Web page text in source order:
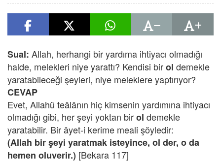
Sual: Allah, herhangi bir yardıma ihtiyacı olmadığı
halde, melekleri niye yarattı? Kendisi birol demekle
yaratabileceği şeyleri, niye meleklere yaptırıyor?
CEVAP
Evet, Allahü teâlânın hiç kimsenin yardımına ihtiyacı
olmadığı gibi, her şeyi yoktan birol demekle
yaratabilir. Bir âyet-i kerime meali şöyledir:
(Allah bir şeyi yaratmak isteyince, ol der, o da
hemen oluverir.) [Bekara 117]